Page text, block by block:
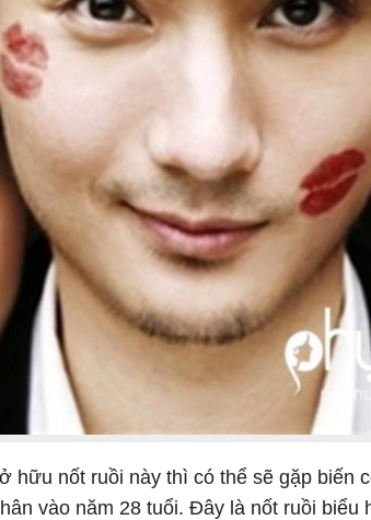
hữu nốt ruồi này thì có thể sẽ gặp biến
vào năm 28 tuổi. Đây là nốt ruồi biểu